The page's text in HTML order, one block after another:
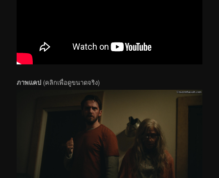
ภาพแคป (คลิกเพื่อดูขนาดจริง)